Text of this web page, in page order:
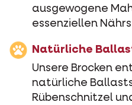
ausgewogene
essenziellen
Natürliche
Unsere Brocken
natürliche
Rübenschnitzel